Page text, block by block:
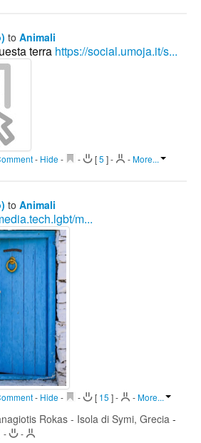
to Animali
terra https://social.umoja.it/s...
- Hide - - [5 ]- -More...
to Animali
m...
- Hide - - [ 15 ]- -More...
Rokas - Isola di Symi, Grecia -
- -